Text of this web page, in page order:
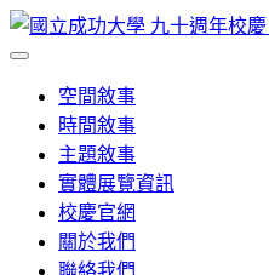
空間敘事
時間敘事
主題敘事
實體展覽資訊
校慶官網
關於我們
聯絡我們